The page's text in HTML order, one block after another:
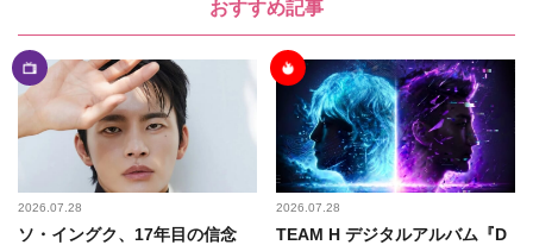
おすすめ記事
2026.07.28
ソ・イングク、17年目の信念
2026.07.28
TEAM H デジタルアルバム『D